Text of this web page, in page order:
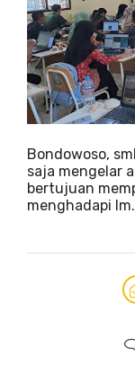
Bondowoso,
saja mengelar
bertujuan
menghadapi